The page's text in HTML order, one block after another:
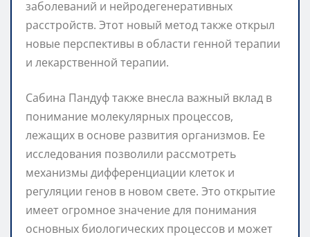
заболеваний и нейродегенеративных
расстройств. Этот новый метод также открыл
новые перспективы в области генной терапии
и лекарственной терапии.
Сабина Пандуф также внесла важный вклад в
понимание молекулярных процессов,
лежащих в основе развития организмов. Ее
исследования позволили рассмотреть
механизмы дифференциации клеток и
регуляции генов в новом свете. Это открытие
имеет огромное значение для понимания
основных биологических процессов и может